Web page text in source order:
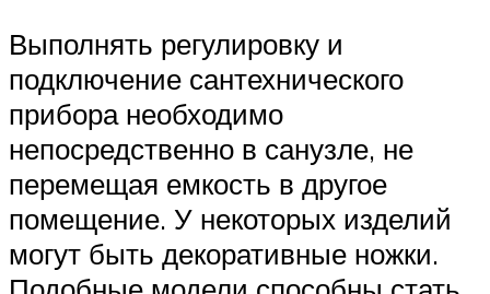
Выполнять регулировку и
подключение сантехнического
прибора необходимо
непосредственно в санузле, не
перемещая емкость в другое
помещение. У некоторых изделий
могут быть декоративные ножки.